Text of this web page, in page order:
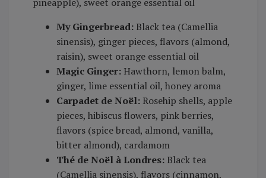
My Gingerbread: Black tea (Camellia
sinensis), ginger pieces, flavors (almond,
raisin), sweet orange essential oil
Magic Ginger: Hawthorn, lemon balm,
ginger, lime essential oil, honey aroma
Carpadet de Noël: Rosehip shells, apple
pieces, hibiscus flowers, pink berries,
flavors (spice bread, almond, vanilla,
bitter almond), cardamom
Thé de Noël à Londres: Black tea
(Camellia sinensis), flavors (cinnamon,